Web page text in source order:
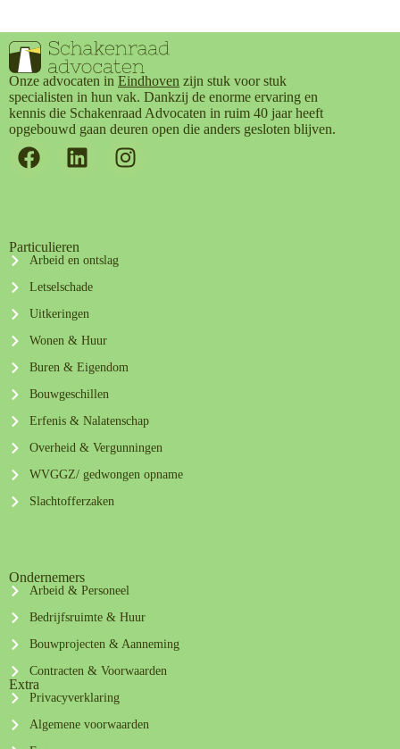
Onze advocaten in Eindhoven zijn stuk voor stuk
specialisten in hun vak. Dankzij de enorme ervaring en
kennis die Schakenraad Advocaten in ruim 40 jaar heeft
opgebouwd gaan deuren open die anders gesloten blijven.
Particulieren
Arbeid en ontslag
Letselschade
Uitkeringen
Wonen & Huur
Buren & Eigendom
Bouwgeschillen
Erfenis & Nalatenschap
Overheid & Vergunningen
WVGGZ/ gedwongen opname
Slachtofferzaken
Ondernemers
Arbeid & Personeel
Bedrijfsruimte & Huur
Bouwprojecten & Aanneming
Contracten & Voorwaarden
Extra
Privacyverklaring
Algemene voorwaarden